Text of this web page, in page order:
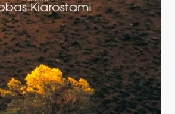
Le Goût de la cerise